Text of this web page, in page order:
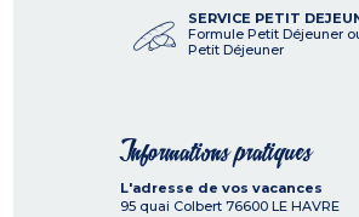
SERVICE PETIT
Formule Petit Déjeuner
Petit Déjeuner
Informations pratiques
L'adresse de vos vacances
95 quai Colbert 76600 LE HAVRE